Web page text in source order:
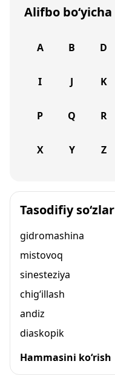
Alifbo bo‘yicha
A B D
I J K
P Q R
X Y Z
Tasodifiy so‘zlar
gidromashina
mistovoq
sinesteziya
chig‘illash
andiz
diaskopik
Hammasini ko‘rish